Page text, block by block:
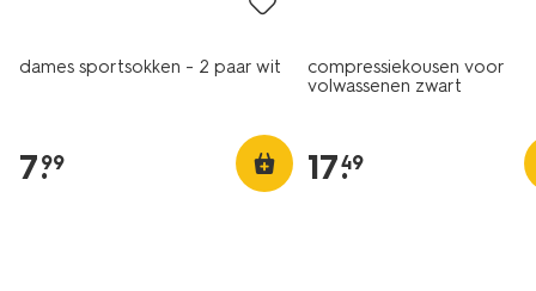
dames sportsokken - 2 paar wit
7.
99
compressiekousen voor
volwassenen zwart
17.
49